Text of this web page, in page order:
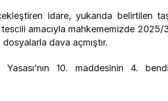
idare, yukarıda belirtilen
amacıyla mahkememizde
dava açmıştır.
Yasası’nın 10. maddesinin 4.